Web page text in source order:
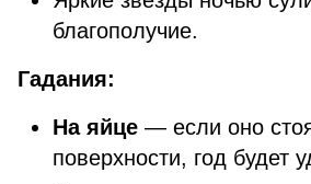
благополучие.
Гадания:
На яйце — если оно
поверхности, год будет